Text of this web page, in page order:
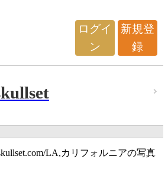
ログイ
ン
新規登
録
LA,カリフォルニアの写真